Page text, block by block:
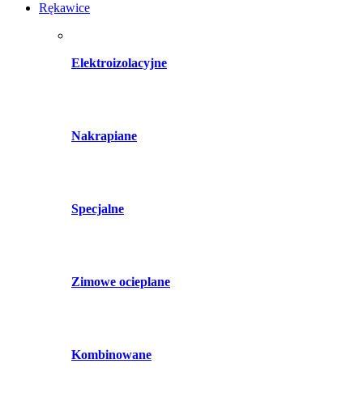
Rękawice
Elektroizolacyjne
Nakrapiane
Specjalne
Zimowe ocieplane
Kombinowane